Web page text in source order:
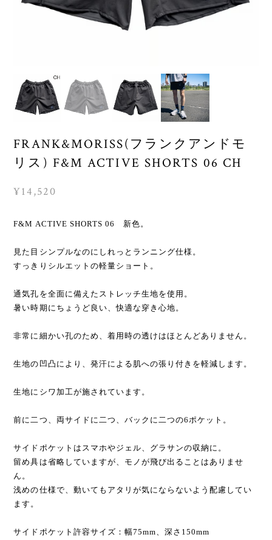
FRANK&MORISS(フランクアンドモ
リス) F&M ACTIVE SHORTS 06 CH
¥14,520
F&M ACTIVE SHORTS 06 新色。
見た目シンプルなのにしれっとランニング仕様。
すっきりシルエットの軽量ショート。
通気孔を全面に備えたストレッチ生地を使用。
暑い時期にちょうど良い、快適な穿き心地。
非常に細かい孔のため、着用時の透けはほとんどありません。
生地の凹凸により、発汗による肌への張り付きを軽減します。
生地にシワ加工が施されています。
前に二つ、両サイドに二つ、バックに二つの6ポケット。
サイドポケットはスマホやジェル、グラサンの収納に。
留め具は省略していますが、モノが飛び出ることはありませ
ん。
浅めの仕様で、動いてもアタリが気にならないよう配慮してい
ます。
サイドポケット許容サイズ：幅75mm、深さ150mm